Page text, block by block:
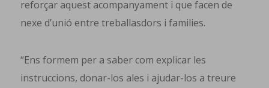
reforçar aquest acompanyament i que facen de
nexe d’unió entre treballasdors i families.
“Ens formem per a saber com explicar les
instruccions, donar-los ales i ajudar-los a treure